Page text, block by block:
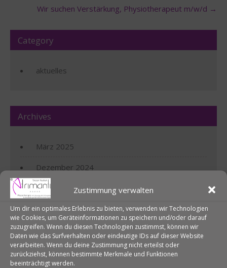
Zustimmung verwalten
Um dir ein optimales Erlebnis zu bieten, verwenden wir Technologien
wie Cookies, um Geräteinformationen zu speichern und/oder darauf
zuzugreifen. Wenn du diesen Technologien zustimmst, können wir
Daten wie das Surfverhalten oder eindeutige IDs auf dieser Website
verarbeiten. Wenn du deine Zustimmung nicht erteilst oder
zurückziehst, können bestimmte Merkmale und Funktionen
beeinträchtigt werden.
Wir suchen Verstärkung, Physiotherapeut m/w/d →
Category
aktuelles
Archives
März 2025
Dezember 2024
Juli 2024
Februar 2024
Dezember 2023
August 2023